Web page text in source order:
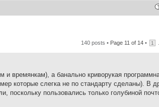
140 posts • Page 11 of 14 • 1
времянкам), а банально криворукая
которые слегка не по стандарту сделаны). В
поскольку пользовались только голубиной